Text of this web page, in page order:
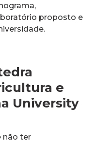
proposto e
e
University
não ter